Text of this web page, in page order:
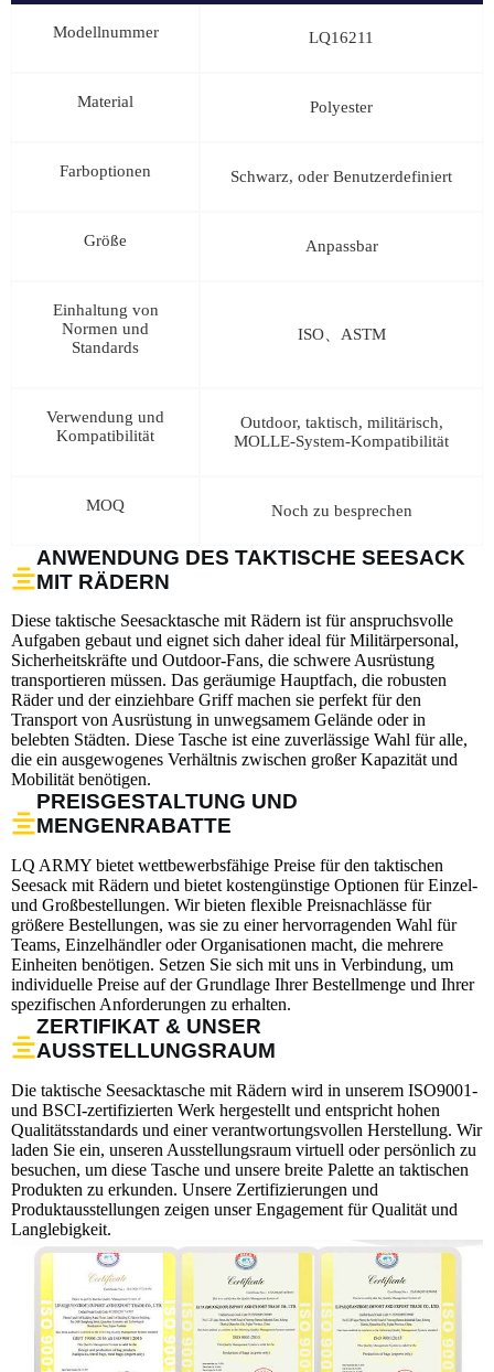
Modellnummer LQ16211
Material Polyester
Farboptionen Schwarz, oder Benutzerdefiniert
Größe Anpassbar
Einhaltung von
Normen und
Standards
ISO、ASTM
Verwendung und
Kompatibilität
Outdoor, taktisch, militärisch,
MOLLE-System-Kompatibilität
MOQ Noch zu besprechen
ANWENDUNG DES TAKTISCHE SEESACK
MIT RÄDERN
Diese taktische Seesacktasche mit Rädern ist für anspruchsvolle
Aufgaben gebaut und eignet sich daher ideal für Militärpersonal,
Sicherheitskräfte und Outdoor-Fans, die schwere Ausrüstung
transportieren müssen. Das geräumige Hauptfach, die robusten
Räder und der einziehbare Griff machen sie perfekt für den
Transport von Ausrüstung in unwegsamem Gelände oder in
belebten Städten. Diese Tasche ist eine zuverlässige Wahl für alle,
die ein ausgewogenes Verhältnis zwischen großer Kapazität und
Mobilität benötigen.
PREISGESTALTUNG UND
MENGENRABATTE
LQ ARMY bietet wettbewerbsfähige Preise für den taktischen
Seesack mit Rädern und bietet kostengünstige Optionen für Einzel-
und Großbestellungen. Wir bieten flexible Preisnachlässe für
größere Bestellungen, was sie zu einer hervorragenden Wahl für
Teams, Einzelhändler oder Organisationen macht, die mehrere
Einheiten benötigen. Setzen Sie sich mit uns in Verbindung, um
individuelle Preise auf der Grundlage Ihrer Bestellmenge und Ihrer
spezifischen Anforderungen zu erhalten.
ZERTIFIKAT & UNSER
AUSSTELLUNGSRAUM
Die taktische Seesacktasche mit Rädern wird in unserem ISO9001-
und BSCI-zertifizierten Werk hergestellt und entspricht hohen
Qualitätsstandards und einer verantwortungsvollen Herstellung. Wir
laden Sie ein, unseren Ausstellungsraum virtuell oder persönlich zu
besuchen, um diese Tasche und unsere breite Palette an taktischen
Produkten zu erkunden. Unsere Zertifizierungen und
Produktausstellungen zeigen unser Engagement für Qualität und
Langlebigkeit.